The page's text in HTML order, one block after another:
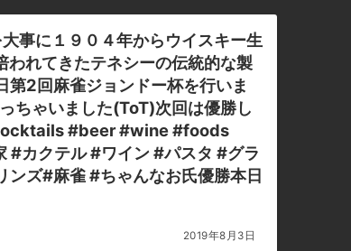
事に１９０４年からウイスキー生
われてきたテネシーの伝統的な製
ちゃいました(ToT)次回は優勝し
カクテル #ワイン #パスタ #グラ
ズ#麻雀 #ちゃんなお氏優勝本日
2019年8月3日